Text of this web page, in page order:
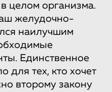
целом организма.
желудочно-
наилучшим
Единственное
для тех, кто хочет
второму закону